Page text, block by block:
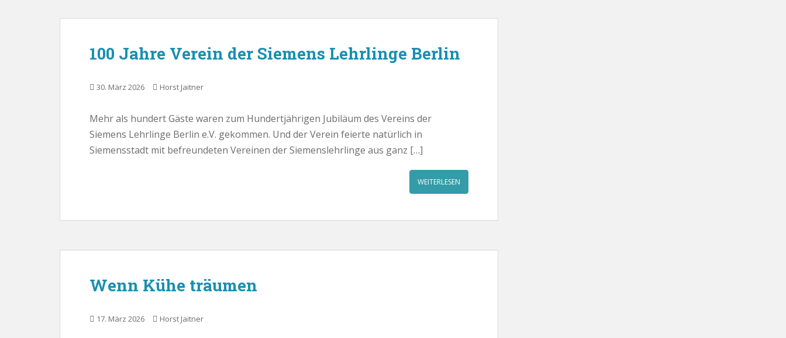
100 Jahre Verein der Siemens Lehrlinge Berlin
30. März 2026 Horst Jaitner
Mehr als hundert Gäste waren zum Hundertjährigen Jubiläum des Vereins der
Siemens Lehrlinge Berlin e.V. gekommen. Und der Verein feierte natürlich in
Siemensstadt mit befreundeten Vereinen der Siemenslehrlinge aus ganz […]
WEITERLESEN
Wenn Kühe träumen
17. März 2026 Horst Jaitner